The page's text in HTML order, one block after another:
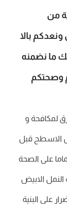
من
بالا
او اكثر ذلك ما نضمنه
وصحتكم
لمكافحة و
الاسطح قبل
على الصحة
الابيض
على البنية